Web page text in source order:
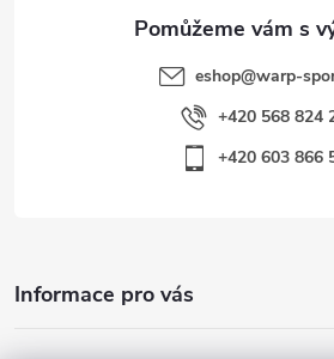
eshop@warp-
+420 568 824
+420 603 866
Informace pro vás